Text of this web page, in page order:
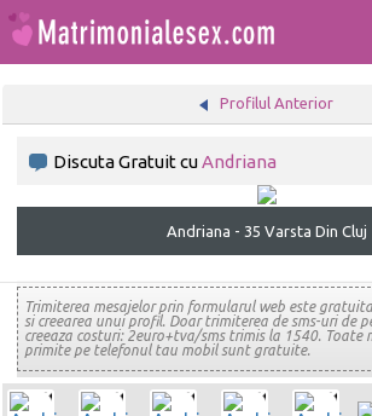
Profilul Anterior
Discuta Gratuit cuAndriana
Andriana - 35 Varsta Din Cluj
Trimiterea mesajelor prin formularul web este
si creearea unui profil. Doar trimiterea de sms-uri de
creeaza costuri: 2euro+tva/sms trimis la 1540. Toate
primite pe telefonul tau mobil sunt gratuite.